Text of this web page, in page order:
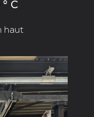
C
haut